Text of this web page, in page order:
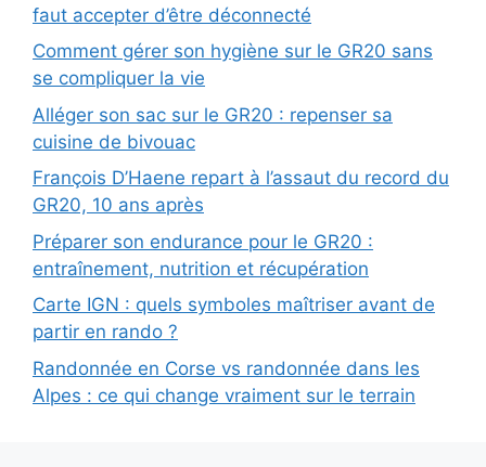
faut accepter d’être déconnecté
Comment gérer son hygiène sur le GR20 sans
se compliquer la vie
Alléger son sac sur le GR20 : repenser sa
cuisine de bivouac
François D’Haene repart à l’assaut du record du
GR20, 10 ans après
Préparer son endurance pour le GR20 :
entraînement, nutrition et récupération
Carte IGN : quels symboles maîtriser avant de
partir en rando ?
Randonnée en Corse vs randonnée dans les
Alpes : ce qui change vraiment sur le terrain